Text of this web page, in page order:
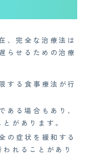
、完全な治療法は
らせるための治療
する食事療法が行
ある場合もあり、
があります。
の症状を緩和する
れることがあり